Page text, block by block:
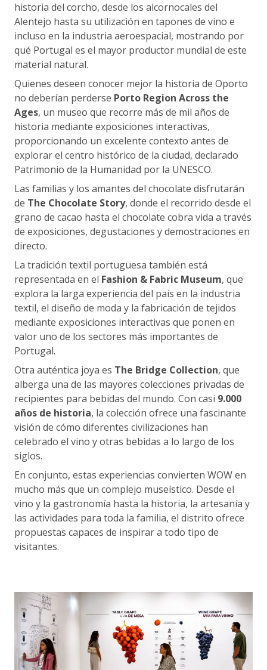
historia del corcho, desde los alcornocales del
Alentejo hasta su utilización en tapones de vino e
incluso en la industria aeroespacial, mostrando por
qué Portugal es el mayor productor mundial de este
material natural.
Quienes deseen conocer mejor la historia de Oporto
no deberían perderse Porto Region Across the
Ages, un museo que recorre más de mil años de
historia mediante exposiciones interactivas,
proporcionando un excelente contexto antes de
explorar el centro histórico de la ciudad, declarado
Patrimonio de la Humanidad por la UNESCO.
Las familias y los amantes del chocolate disfrutarán
de The Chocolate Story, donde el recorrido desde el
grano de cacao hasta el chocolate cobra vida a través
de exposiciones, degustaciones y demostraciones en
directo.
La tradición textil portuguesa también está
representada en el Fashion & Fabric Museum, que
explora la larga experiencia del país en la industria
textil, el diseño de moda y la fabricación de tejidos
mediante exposiciones interactivas que ponen en
valor uno de los sectores más importantes de
Portugal.
Otra auténtica joya es The Bridge Collection, que
alberga una de las mayores colecciones privadas de
recipientes para bebidas del mundo. Con casi 9.000
años de historia, la colección ofrece una fascinante
visión de cómo diferentes civilizaciones han
celebrado el vino y otras bebidas a lo largo de los
siglos.
En conjunto, estas experiencias convierten WOW en
mucho más que un complejo museístico. Desde el
vino y la gastronomía hasta la historia, la artesanía y
las actividades para toda la familia, el distrito ofrece
propuestas capaces de inspirar a todo tipo de
visitantes.